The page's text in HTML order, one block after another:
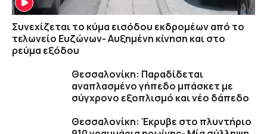
Συνεχίζεται το κύμα εισόδου εκδρομέων από το
τελωνείο Ευζώνων- Αυξημένη κίνηση και στο
ρεύμα εξόδου
Θεσσαλονίκη: Παραδίδεται
αναπλασμένο γήπεδο μπάσκετ με
σύγχρονο εξοπλισμό και νέο δάπεδο
Θεσσαλονίκη: Έκρυβε στο πλυντήριο